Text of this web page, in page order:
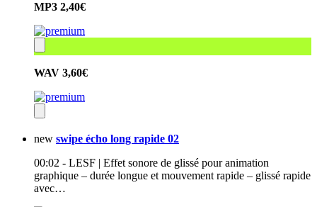
MP3 2,40€
WAV 3,60€
new swipe écho long rapide 02
00:02 - LESF | Effet sonore de glissé pour animation
graphique – durée longue et mouvement rapide – glissé rapide
avec…